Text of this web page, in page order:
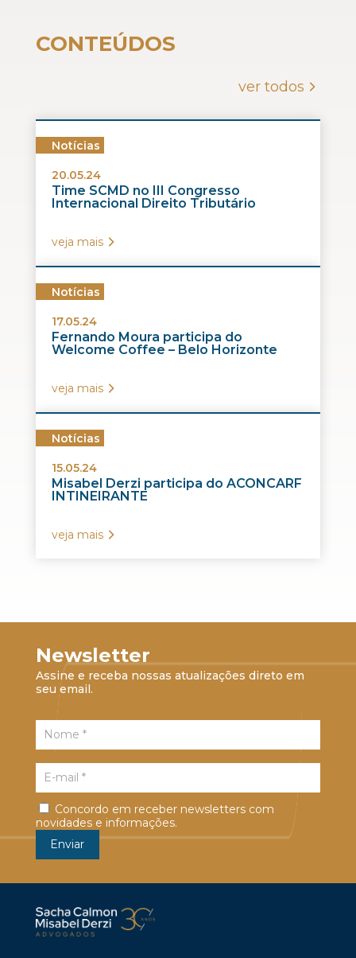
CONTEÚDOS
ver todos
Notícias
20.05.24
Time SCMD no III Congresso
Internacional Direito Tributário
veja mais
Notícias
17.05.24
Fernando Moura participa do
Welcome Coffee – Belo Horizonte
veja mais
Notícias
15.05.24
Misabel Derzi participa do ACONCARF
INTINEIRANTE
veja mais
Newsletter
Assine e receba nossas atualizações direto em
seu email.
Concordo em receber newsletters com
novidades e informações.